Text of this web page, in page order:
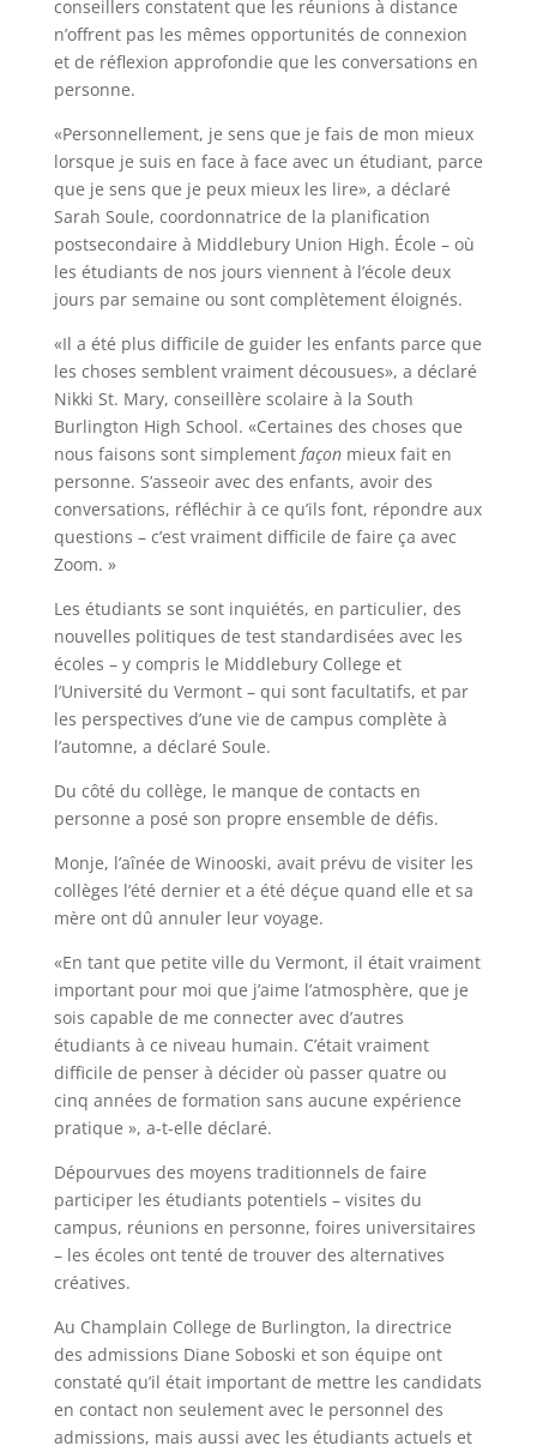
conseillers constatent que les réunions à distance
n’offrent pas les mêmes opportunités de connexion
et de réflexion approfondie que les conversations en
personne.
«Personnellement, je sens que je fais de mon mieux
lorsque je suis en face à face avec un étudiant, parce
que je sens que je peux mieux les lire», a déclaré
Sarah Soule, coordonnatrice de la planification
postsecondaire à Middlebury Union High. École – où
les étudiants de nos jours viennent à l’école deux
jours par semaine ou sont complètement éloignés.
«Il a été plus difficile de guider les enfants parce que
les choses semblent vraiment décousues», a déclaré
Nikki St. Mary, conseillère scolaire à la South
Burlington High School. «Certaines des choses que
nous faisons sont simplement façon mieux fait en
personne. S’asseoir avec des enfants, avoir des
conversations, réfléchir à ce qu’ils font, répondre aux
questions – c’est vraiment difficile de faire ça avec
Zoom. »
Les étudiants se sont inquiétés, en particulier, des
nouvelles politiques de test standardisées avec les
écoles – y compris le Middlebury College et
l’Université du Vermont – qui sont facultatifs, et par
les perspectives d’une vie de campus complète à
l’automne, a déclaré Soule.
Du côté du collège, le manque de contacts en
personne a posé son propre ensemble de défis.
Monje, l’aînée de Winooski, avait prévu de visiter les
collèges l’été dernier et a été déçue quand elle et sa
mère ont dû annuler leur voyage.
«En tant que petite ville du Vermont, il était vraiment
important pour moi que j’aime l’atmosphère, que je
sois capable de me connecter avec d’autres
étudiants à ce niveau humain. C’était vraiment
difficile de penser à décider où passer quatre ou
cinq années de formation sans aucune expérience
pratique », a-t-elle déclaré.
Dépourvues des moyens traditionnels de faire
participer les étudiants potentiels – visites du
campus, réunions en personne, foires universitaires
– les écoles ont tenté de trouver des alternatives
créatives.
Au Champlain College de Burlington, la directrice
des admissions Diane Soboski et son équipe ont
constaté qu’il était important de mettre les candidats
en contact non seulement avec le personnel des
admissions, mais aussi avec les étudiants actuels et